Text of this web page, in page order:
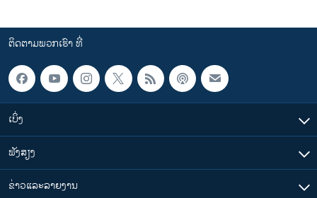
ຕິດຕາມພວກເຮົາ ທີ່
ເບິ່ງ
ຟັງສຽງ
ຂ່າວແລະລາຍງານ